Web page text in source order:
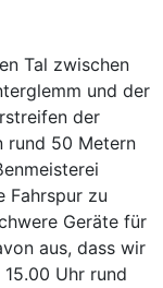
Tal zwischen
und der
der
rund 50 Metern
Fahrspur zu
Geräte für
aus, dass wir
Uhr rund